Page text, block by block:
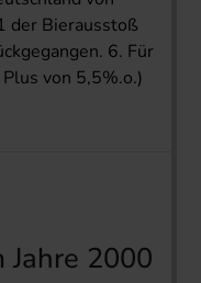
der Bierausstoß
6. Für
von 5,5%.o.)
2000